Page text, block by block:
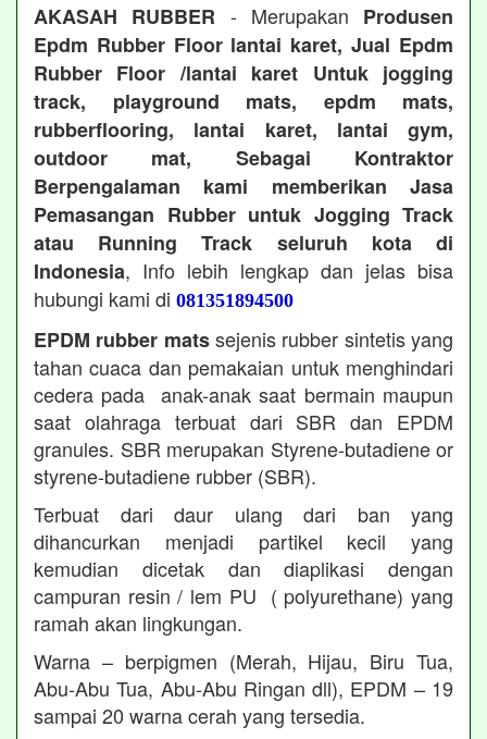
AKASAH RUBBER - Merupakan Produsen
Epdm Rubber Floor lantai karet, Jual Epdm
Rubber Floor /lantai karet Untuk jogging
track, playground mats, epdm mats,
rubberflooring, lantai karet, lantai gym,
outdoor mat, Sebagai Kontraktor
Berpengalaman kami memberikan Jasa
Pemasangan Rubber untuk Jogging Track
atau Running Track seluruh kota di
Indonesia, Info lebih lengkap dan jelas bisa
hubungi kami di 081351894500
EPDM rubber matssejenis rubber sintetis yang
tahan cuaca dan pemakaian untuk menghindari
cedera pada anak-anak saat bermain maupun
saat olahraga terbuat dari SBR dan EPDM
granules. SBR merupakan Styrene-butadiene or
styrene-butadiene rubber (SBR).
Terbuat dari daur ulang dari ban yang
dihancurkan menjadi partikel kecil yang
kemudian dicetak dan diaplikasi dengan
campuran resin / lem PU ( polyurethane) yang
ramah akan lingkungan.
Warna – berpigmen (Merah, Hijau, Biru Tua,
Abu-Abu Tua, Abu-Abu Ringan dll), EPDM – 19
sampai 20 warna cerah yang tersedia.